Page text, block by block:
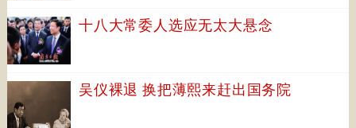
十八大常委人选应无太大悬念
吴仪裸退 换把薄熙来赶出国务院